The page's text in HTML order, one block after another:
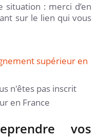
: merci d’en
sur le lien qui vous
supérieur en
n'êtes pas inscrit
en France
vos